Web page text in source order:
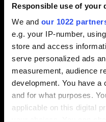
Responsible use of your
We and our 1022
e.g. your IP-number,
store and access
serve personalized ads
measurement, audience
development. You have a
and for what purposes.
applicable on this digital
문제에 관한 간단한 설